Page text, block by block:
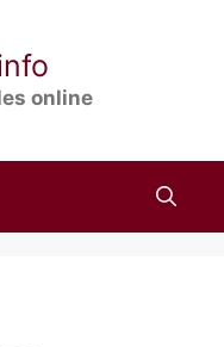
online